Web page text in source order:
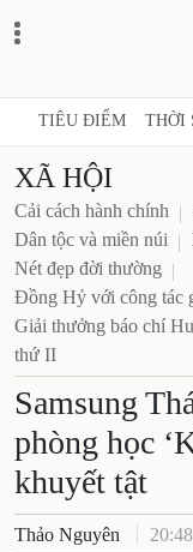
TIÊU ĐIỂM THỜI
XÃ HỘI
Cải cách hành chính
Dân tộc và miền núi
Nét đẹp đời thường
Đồng Hỷ với công tác
Giải thưởng báo chí
thứ II
Samsung
phòng học
khuyết tật
Thảo Nguyên